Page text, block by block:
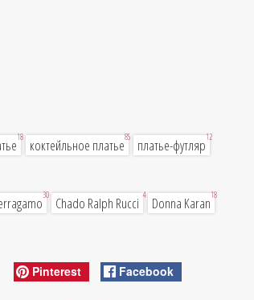
18 коктейльное платье85 платье-футляр12
30 Chado Ralph Rucci 4 Donna Karan18
Pinterest Facebook